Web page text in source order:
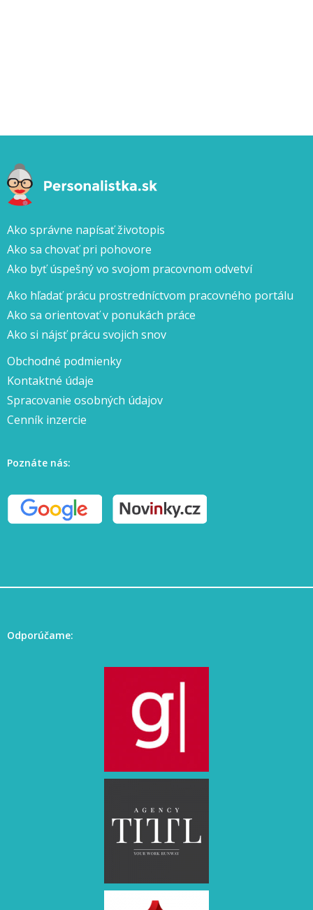
Ako správne napísať životopis
Ako sa chovať pri pohovore
Ako byť úspešný vo svojom pracovnom odvetví
Ako hľadať prácu prostredníctvom pracovného portálu
Ako sa orientovať v ponukách práce
Ako si nájsť prácu svojich snov
Obchodné podmienky
Kontaktné údaje
Spracovanie osobných údajov
Cenník inzercie
Poznáte nás:
Odporúčame: